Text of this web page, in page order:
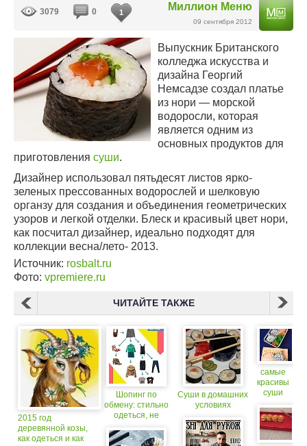
Миллион Меню
09 сентября 2012
3079 0 1
Выпускник Британского
колледжа искусства и
дизайна Георгий
Немсадзе создал платье
из нори — морской
водоросли, которая
является одним из
основных продуктов для
приготовления суши.
Дизайнер использовал пятьдесят листов ярко-
зеленых прессованных водорослей и шелковую
органзу для создания и объединения геометрических
узоров и легкой отделки. Блеск и красивый цвет нори,
как посчитал дизайнер, идеально подходят для
коллекции весна/лето- 2013.
Источник: rosbalt.ru
Фото: vpremiere.ru
ЧИТАЙТЕ ТАКЖЕ
2015 год
деревянной козы,
как одеться и как
Шопинг по
обмену: стильно
одеться, не
копейки
Суши в домашних
условиях
самые
красивы
суши